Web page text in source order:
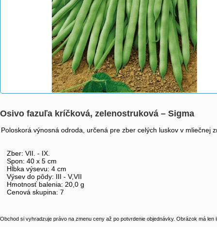
Osivo fazuľa kríčková, zelenostruková – Sigma
Poloskorá výnosná odroda, určená pre zber celých luskov v mliečnej
Zber: VII. - IX.
Spon: 40 x 5 cm
Hĺbka výsevu: 4 cm
Výsev do pôdy: III - V,VII
Hmotnosť balenia: 20,0 g
Cenová skupina: 7
Obchod si vyhradzuje právo na zmenu ceny až po potvrdenie objednávky. Obrázok má len